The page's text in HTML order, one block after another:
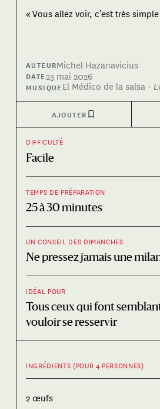
« Vous allez voir, c’est très
AUTEURMichel Hazanavicius
DATE23 mai 2026
MUSIQUE El Médico de la salsa -
AJOUTER
DIFFICULTÉ
Facile
TEMPS DE PRÉPARATION
25 à 30 minutes
UN CONSEIL DES DIMANCHES
Ne pressez jamais une
IDÉAL POUR
Tous ceux qui font
vouloir se resservir
INGRÉDIENTS (POUR 4 PERSONNES)
2 œufs